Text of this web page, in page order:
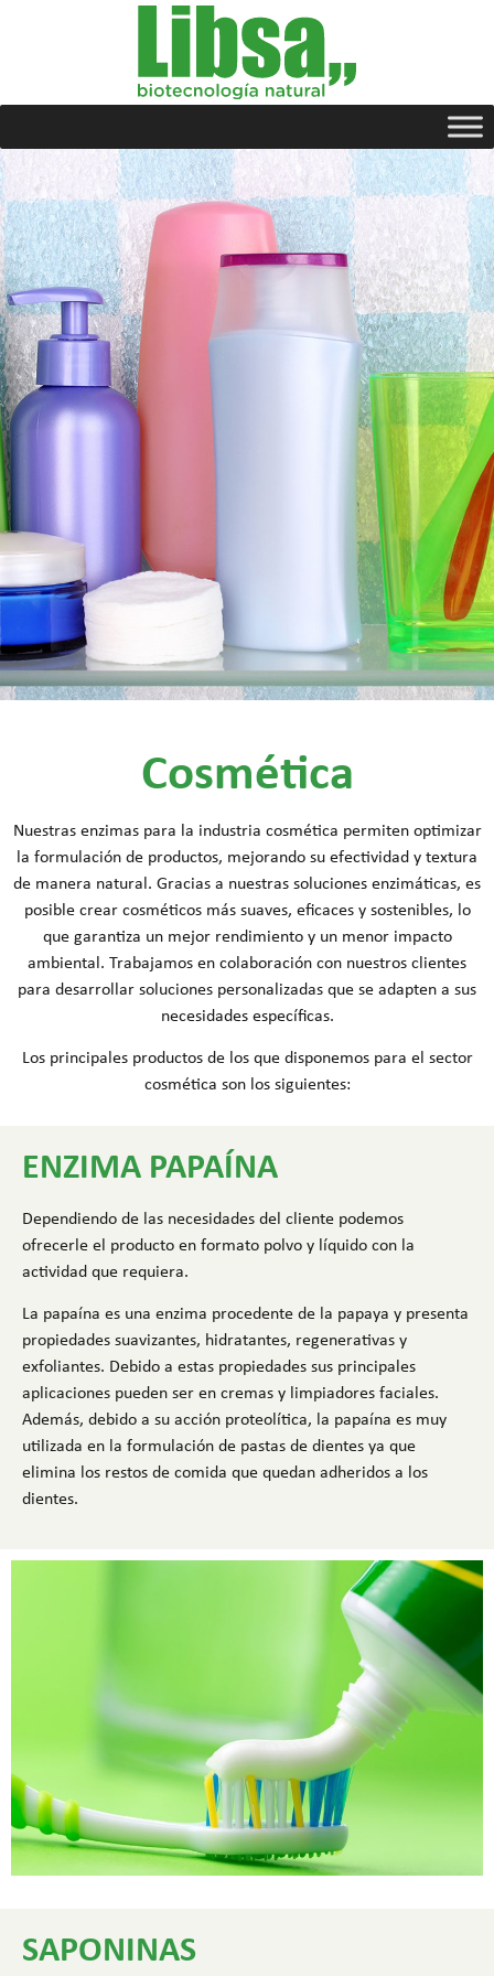
Cosmética
Nuestras enzimas para la industria cosmética permiten optimizar
la formulación de productos, mejorando su efectividad y textura
de manera natural. Gracias a nuestras soluciones enzimáticas, es
posible crear cosméticos más suaves, eficaces y sostenibles, lo
que garantiza un mejor rendimiento y un menor impacto
ambiental. Trabajamos en colaboración con nuestros clientes
para desarrollar soluciones personalizadas que se adapten a sus
necesidades específicas.
Los principales productos de los que disponemos para el sector
cosmética son los siguientes:
ENZIMA PAPAÍNA
Dependiendo de las necesidades del cliente podemos
ofrecerle el producto en formato polvo y líquido con la
actividad que requiera.
La papaína es una enzima procedente de la papaya y presenta
propiedades suavizantes, hidratantes, regenerativas y
exfoliantes. Debido a estas propiedades sus principales
aplicaciones pueden ser en cremas y limpiadores faciales.
Además, debido a su acción proteolítica, la papaína es muy
utilizada en la formulación de pastas de dientes ya que
elimina los restos de comida que quedan adheridos a los
dientes.
SAPONINAS